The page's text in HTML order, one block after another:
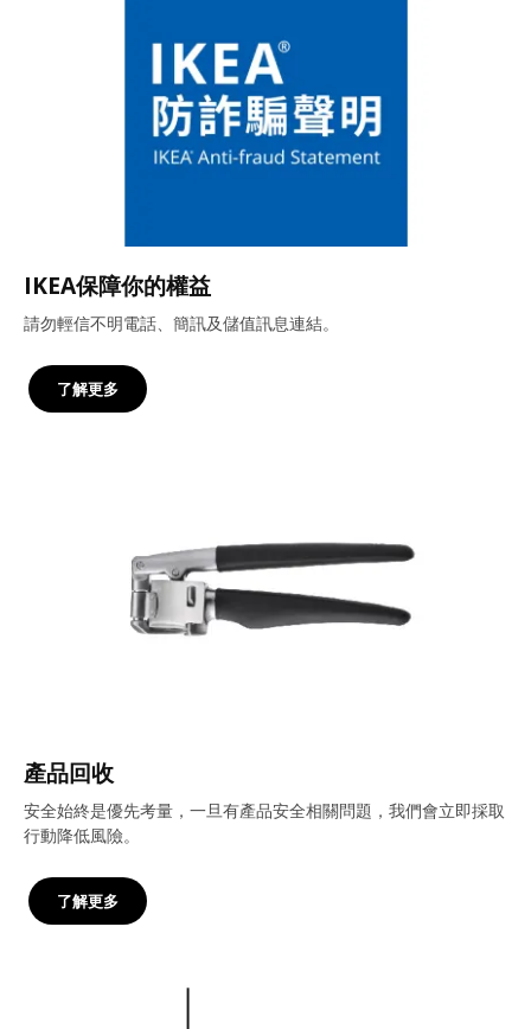
IKEA保障你的權益
請勿輕信不明電話、簡訊及儲值訊息連結。
了解更多
產品回收
安全始終是優先考量，一旦有產品安全相關問題，我們會立即採取
行動降低風險。
了解更多